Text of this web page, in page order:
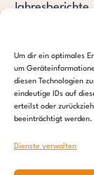
Um dir ein optimales
um
diesen Technologien
eindeutige IDs auf
erteilst oder
beeinträchtigt werden.
Dienste verwalten
Jahresberichte
Pressespiegel
Stiftung steps
c/o Regus
22765 Hamburg
Tel: +49 (0)